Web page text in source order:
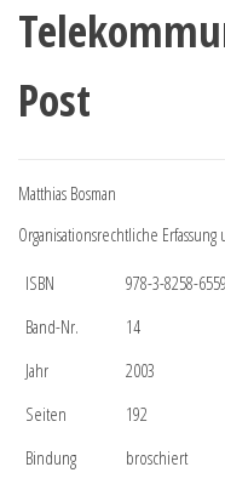
Post
Matthias Bosman
Organisationsrechtliche
ISBN
978-3-8258-
Band-Nr.
14
Jahr
2003
Seiten
192
Bindung
broschiert